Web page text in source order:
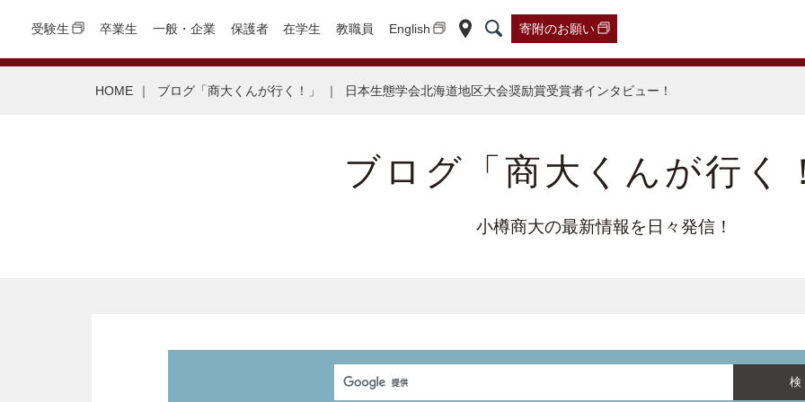
受験生 卒業生 一般・企業 保護者 在学生 教職員 English 寄附のお願い
HOME ｜ ブログ「商大くんが行く！」 ｜ 日本生態学会北海道地区大会奨励賞受賞者インタビュー！
ブログ「商大くんが行く
小樽商大の最新情報を日々発信！